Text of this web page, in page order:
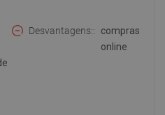
Desvantagens:
compras
online